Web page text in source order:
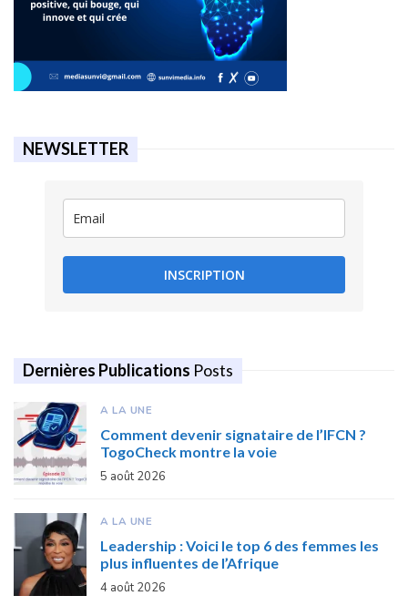
NEWSLETTER
INSCRIPTION
Dernières Publications Posts
A LA UNE
Comment devenir signataire de l’IFCN ?
TogoCheck montre la voie
5 août 2026
A LA UNE
Leadership : Voici le top 6 des femmes les
plus influentes de l’Afrique
4 août 2026